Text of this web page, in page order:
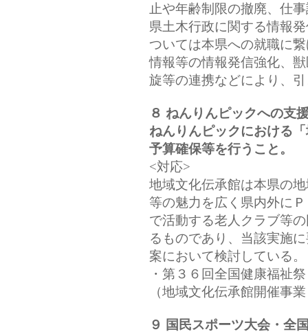
止や年齢制限の撤廃、仕
県土木行政に関する情報
ついては本県への就職に
情報等の情報発信強化、
旋等の連携などにより、
８ ねんりんピックへの支
ねんりんピックにおける
予算確保等を行うこと。
<対応>
地域文化伝承館は本県の
等の魅力を広く県内外に
で活動する老人クラブ等
るものであり、当該実施
案において検討している。
・第３６回全国健康福祉
（地域文化伝承館開催事
９ 国民スポーツ大会・全